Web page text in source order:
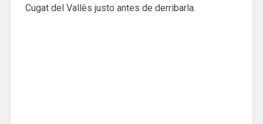
Cugat del Vallès justo antes de derribarla.